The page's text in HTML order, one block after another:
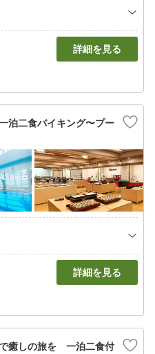
詳細を見る
泊二食バイキング〜プー
詳細を見る
で癒しの旅を 一泊二食付